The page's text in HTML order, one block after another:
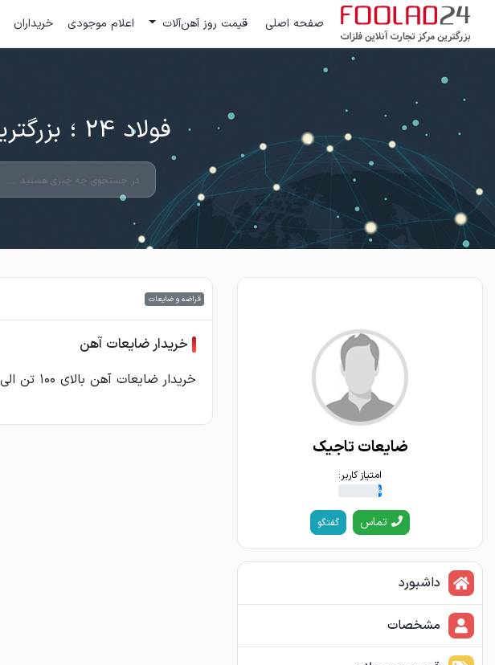
صفحه اصلی قیمت روز آهن‌آلات اعلام موجودی خریداران
فولاد 24 ؛ بزرگترین مرکز تجارت آنلاین فلزات
ضایعات تاجیک
امتیاز کاربر:
8%
تماس گفتگو
داشبورد
مشخصات
قراضه و ضایعات
خریدار ضایعات آهن
خریدار ضایعات آهن بالای ۱۰۰ تن الی صد هزار تن می باشیم